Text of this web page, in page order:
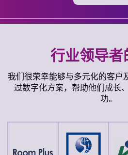
行业领导者
我们很荣幸能够与多元化的客户
过数字化方案，帮助他们成长
功。